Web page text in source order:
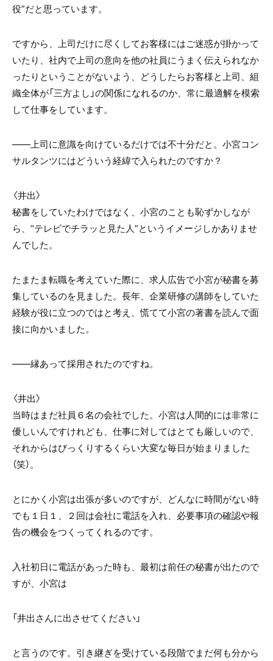
役”だと思っています。
ですから、上司だけに尽くしてお客様にはご迷惑が掛かって
いたり、社内で上司の意向を他の社員にうまく伝えられなか
ったりということがないよう、どうしたらお客様と上司、組
織全体が「三方よし」の関係になれるのか、常に最適解を模索
して仕事をしています。
――上司に意識を向けているだけでは不十分だと。小宮コン
サルタンツにはどういう経緯で入られたのですか？
〈井出〉
秘書をしていたわけではなく、小宮のことも恥ずかしなが
ら、“テレビでチラッと見た人”というイメージしかありませ
んでした。
たまたま転職を考えていた際に、求人広告で小宮が秘書を募
集しているのを見ました。長年、企業研修の講師をしていた
経験が役に立つのではと考え、慌てて小宮の著書を読んで面
接に向かいました。
――縁あって採用されたのですね。
〈井出〉
当時はまだ社員６名の会社でした。小宮は人間的には非常に
優しいんですけれども、仕事に対してはとても厳しいので、
それからはびっくりするくらい大変な毎日が始まりました
（笑）。
とにかく小宮は出張が多いのですが、どんなに時間がない時
でも１日１、２回は会社に電話を入れ、必要事項の確認や報
告の機会をつくってくれるのです。
入社初日に電話があった時も、最初は前任の秘書が出たので
すが、小宮は
「井出さんに出させてください」
と言うのです。引き継ぎを受けている段階でまだ何も分から